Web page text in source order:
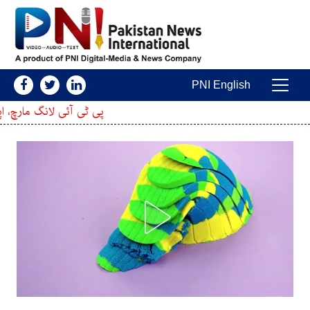
Main Navigation
PNI English
پی ٹی آئی لانگ مارچ، اپوزیشن جماعتوں